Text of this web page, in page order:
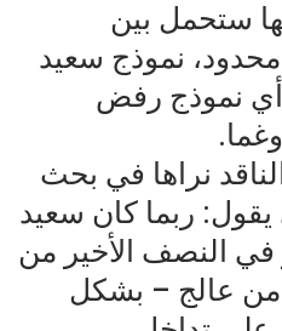
ستحمل بين
محدود، نموذج سعيد
أي نموذج رفض
نراها في بحث
ربما كان سعيد
في النصف الأخير من
من عالج – بشكل